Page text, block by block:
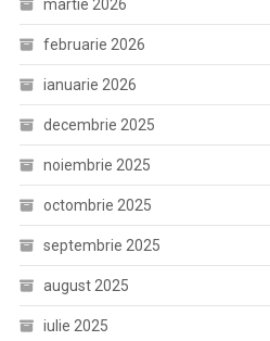
martie 2026
februarie 2026
ianuarie 2026
decembrie 2025
noiembrie 2025
octombrie 2025
septembrie 2025
august 2025
iulie 2025